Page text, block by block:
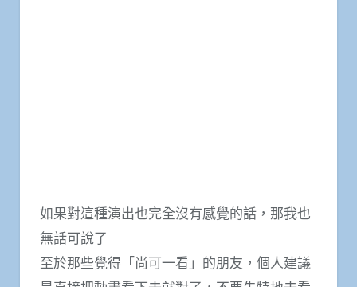
如果對這種演出也完全沒有感覺的話，那我也
無話可說了
至於那些覺得「尚可一看」的朋友，個人建議